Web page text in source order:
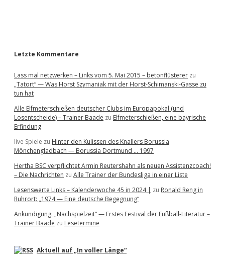
Letzte Kommentare
Lass mal netzwerken – Links vom 5. Mai 2015 – betonflüsterer zu
„Tatort“ — Was Horst Szymaniak mit der Horst-Schimanski-Gasse zu
tun hat
Alle Elfmeterschießen deutscher Clubs im Europapokal (und
Losentscheide) – Trainer Baade zu Elfmeterschießen, eine bayrische
Erfindung
live Spiele zu Hinter den Kulissen des Knallers Borussia
Mönchengladbach — Borussia Dortmund … 1997
Hertha BSC verpflichtet Armin Reutershahn als neuen Assistenzcoach!
– Die Nachrichten zu Alle Trainer der Bundesliga in einer Liste
Lesenswerte Links – Kalenderwoche 45 in 2024 | zu Ronald Reng in
Ruhrort: „1974 — Eine deutsche Begegnung“
Ankündigung: „Nachspielzeit“ — Erstes Festival der Fußball-Literatur –
Trainer Baade zu Lesetermine
Aktuell auf „In voller Länge“